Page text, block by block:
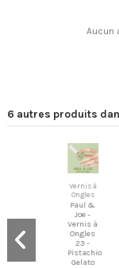
Aucun
6 autres produits
Rupture de stock
Paul &
Joe -
Base
pour les
Ongles
Paul &
Joe
Beaute